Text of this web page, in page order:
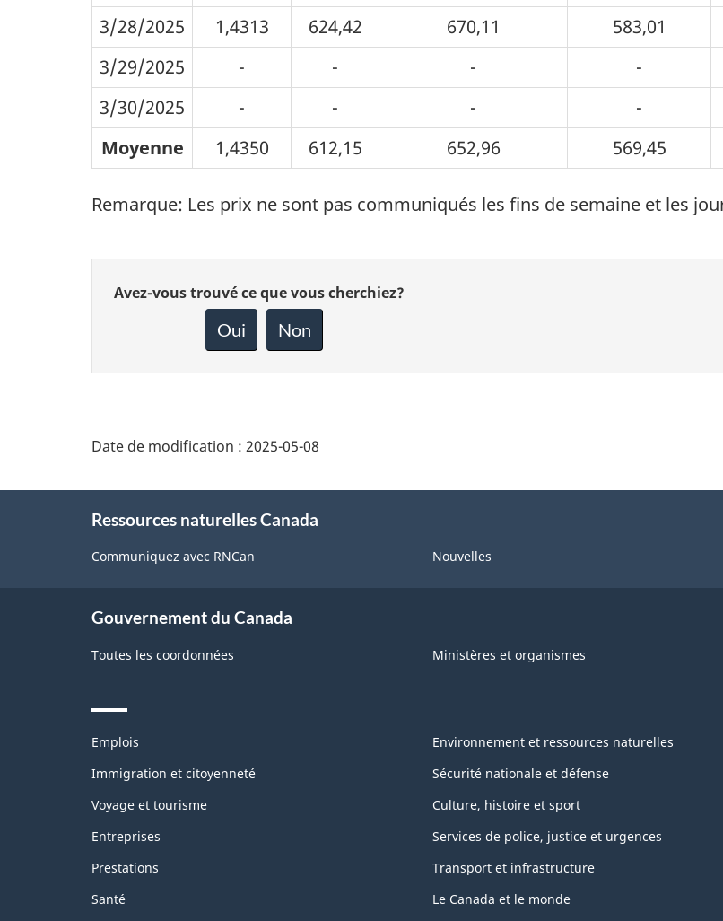
3/28/2025
1,4313 624,42 670,11 583,01
3/29/2025
- - - -
3/30/2025
- - - -
Moyenne
1,4350 612,15 652,96 569,45
Remarque: Les prix ne sont pas communiqués les fins de semaine et les
Donnez
Avez-vous trouvé ce que vous cherchiez?
Oui Non
Date de modification : 2025-05-08
Ressources naturelles Canada
Communiquez avec RNCan Nouvelles
Gouvernement du Canada
Toutes les coordonnées Ministères et organismes
Themes
topics
Emplois
Immigration et citoyenneté
Voyage et tourisme
Entreprises
Prestations
Santé
Environnement et ressources naturelles
Sécurité nationale et défense
Culture, histoire et sport
Services de police, justice et urgences
Transport et infrastructure
Le Canada et le monde